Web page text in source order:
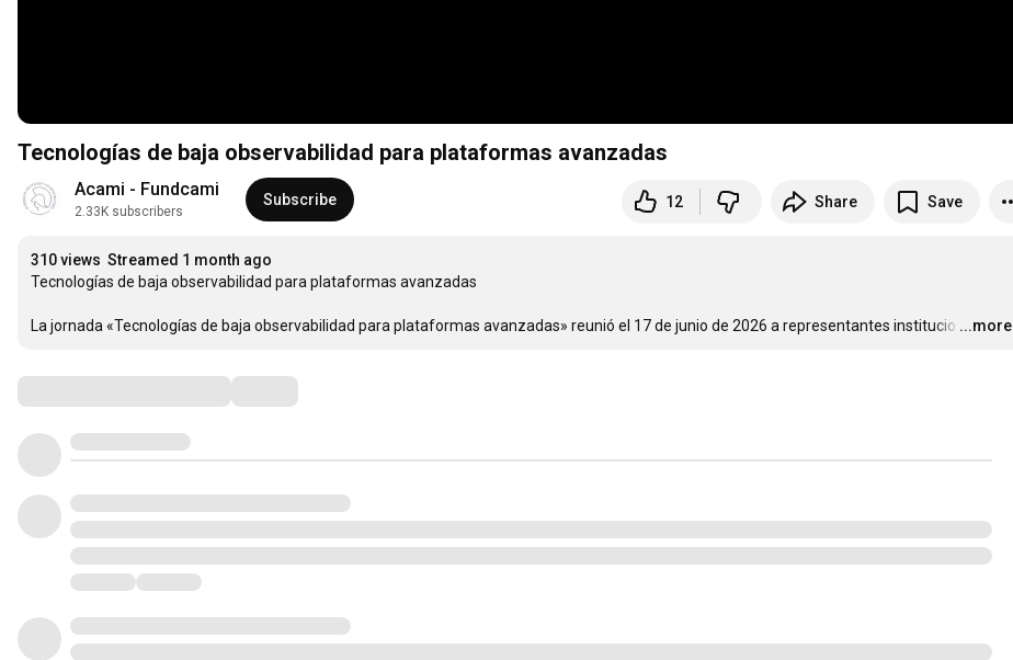
Tecnologías de baja observabilidad para plataformas avanzadas
Acami - Fundcami
2.33K subscribers
Subscribe 12 Share Save
310 views Streamed 1 month ago
Tecnologías de baja observabilidad para plataformas avanzadas
La jornada «Tecnologías de baja observabilidad para plataformas avanzadas» reunió el 17 de junio de 2026 a representantes institucio …
...more